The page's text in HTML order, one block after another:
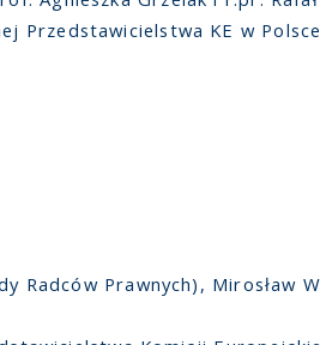
Przedstawicielstwa KE w
Radców Prawnych), Mirosław